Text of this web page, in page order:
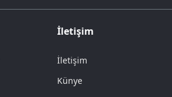
İletişim
İletişim
Künye